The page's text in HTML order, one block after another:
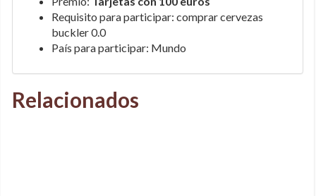
Requisito para participar: comprar cervezas
buckler 0.0
País para participar: Mundo
Relacionados